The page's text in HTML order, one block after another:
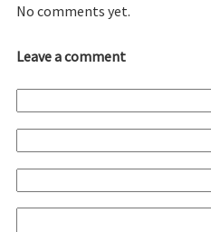
[CDMX – 20
“Sonhando a
Se o México
No comments yet.
Leave a comment